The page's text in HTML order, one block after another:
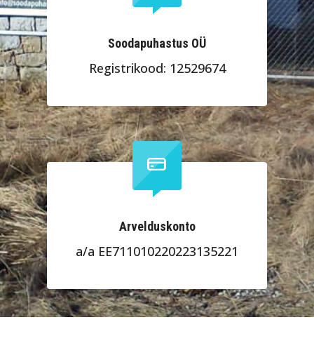
Soodapuhastus OÜ
Registrikood: 12529674
Arvelduskonto
a/a EE711010220223135221